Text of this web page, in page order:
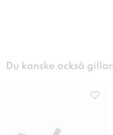
Du kanske också gillar